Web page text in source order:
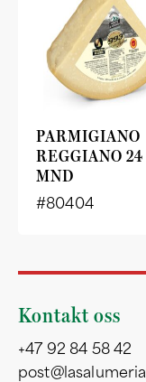
PARMIGIANO
REGGIANO 24
MND
#80404
Kontakt oss
+47 92 84 58 42